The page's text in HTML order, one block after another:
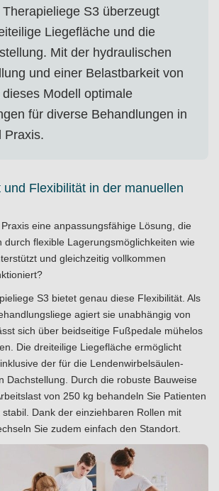
S3 überzeugt
Liegefläche und die
Mit der hydraulischen
und einer Belastbarkeit von
Modell optimale
für diverse Behandlungen in
Praxis.
und Flexibilität in der manuellen
eine anpassungsfähige Lösung, die
durch flexible Lagerungsmöglichkeiten wie
und gleichzeitig vollkommen
S3 bietet genau diese Flexibilität. Als
agiert sie unabhängig von
sich über beidseitige Fußpedale mühelos
Die dreiteilige Liegefläche ermöglicht
der für die Lendenwirbelsäulen-
Dachstellung. Durch die robuste Bauweise
von 250 kg behandeln Sie Patienten
Dank der einziehbaren Rollen mit
Sie zudem einfach den Standort.